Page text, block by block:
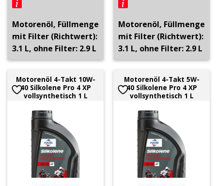
Motorenöl, Füllmenge
mit Filter (Richtwert):
3.1 L, ohne Filter: 2.9 L
Motorenöl, Füllmenge
mit Filter (Richtwert):
3.1 L, ohne Filter: 2.9 L
Motorenöl 4-Takt 10W-
40 Silkolene Pro 4 XP
vollsynthetisch 1 L
Motorenöl 4-Takt 5W-
40 Silkolene Pro 4 XP
vollsynthetisch 1 L